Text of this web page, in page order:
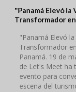
"Panamá Elevó
Transformador
"Panamá Elevó
Transformador
Panamá. 19 de
de Let's Meet ha
evento para
escena del